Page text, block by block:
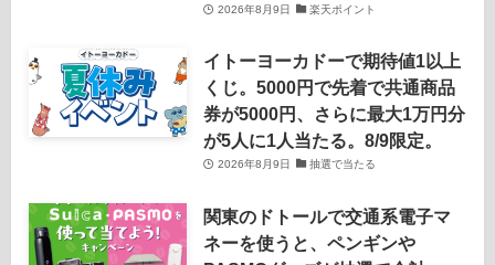
2026年8月9日 楽天ポイント
イトーヨーカドーで期待値1以上
くじ。5000円で先着で共通商品
券が5000円、さらに最大1万円分
が5人に1人当たる。8/9限定。
2026年8月9日 抽選で当たる
関東のドトールで交通系電子マ
ネーを使うと、ペンギンや